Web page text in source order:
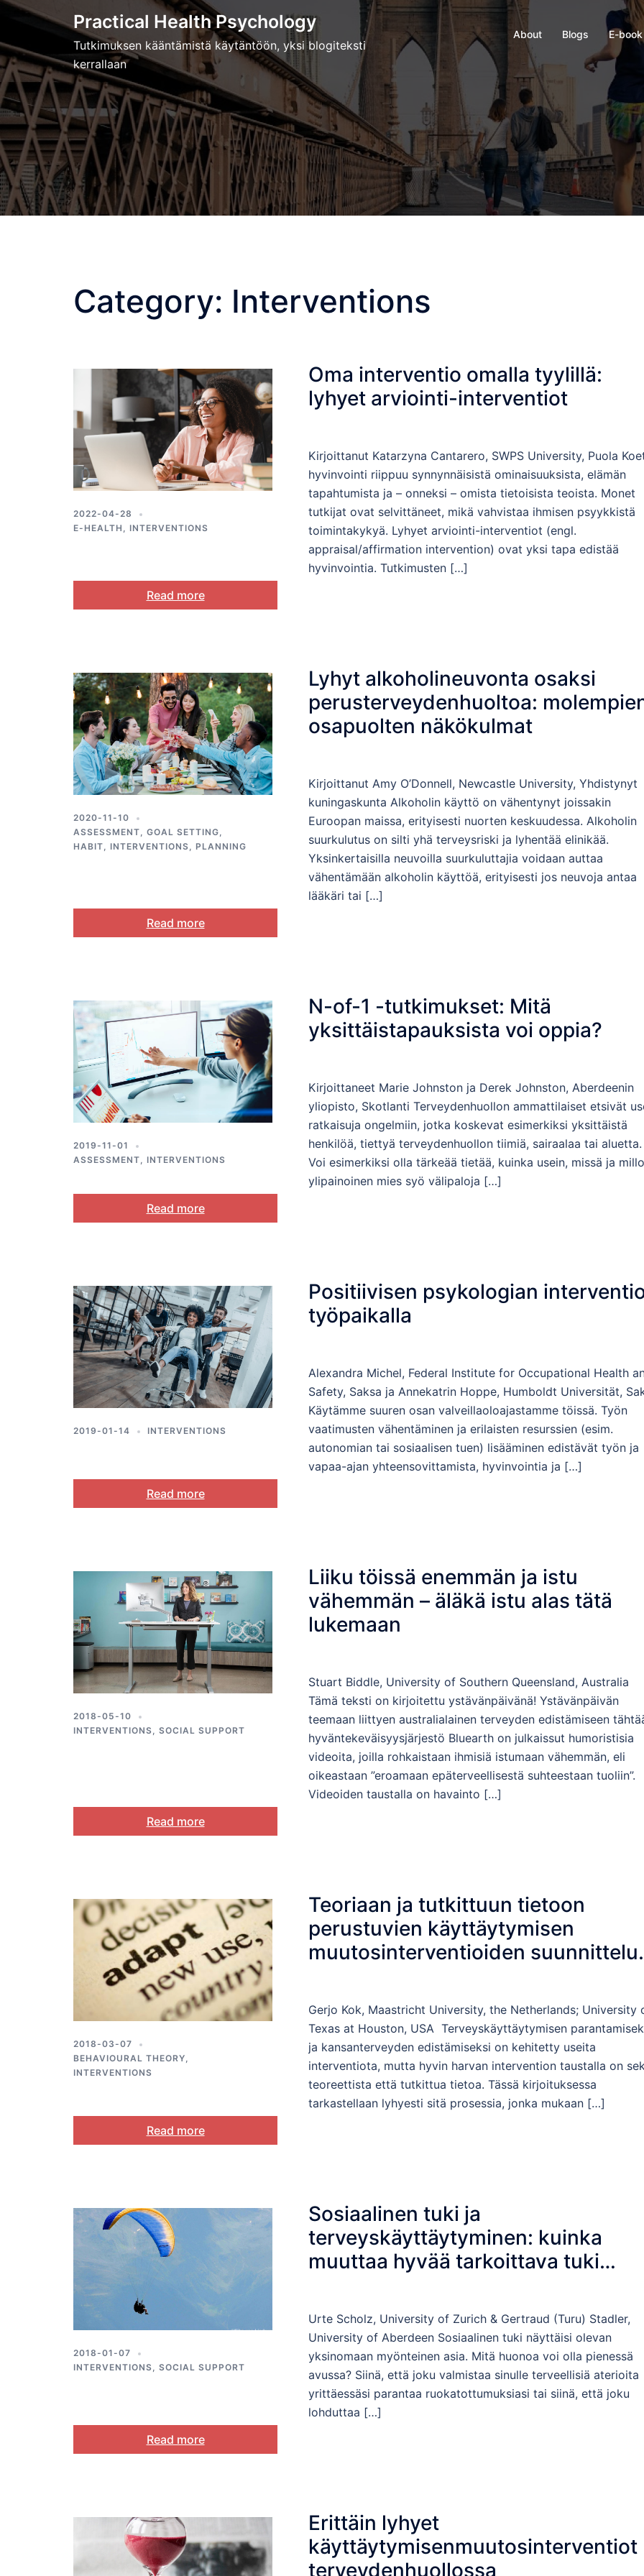
Skip
content
Practical Health Psychology
Tutkimuksen kääntämistä käytäntöön, yksi blogiteksti
kerrallaan
About Blogs E-book
Category: Interventions
2022-04-28
E-HEALTH , INTERVENTIONS
Oma interventio omalla tyylillä:
lyhyet arviointi-interventiot
Kirjoittanut Katarzyna Cantarero, SWPS University, Puola
hyvinvointi riippuu synnynnäisistä ominaisuuksista, elämän
tapahtumista ja – onneksi – omista tietoisista teoista. Monet
tutkijat ovat selvittäneet, mikä vahvistaa ihmisen psyykkistä
toimintakykyä. Lyhyet arviointi-interventiot (engl.
appraisal/affirmation intervention) ovat yksi tapa edistää
hyvinvointia. Tutkimusten […]
Read more
2020-11-10
ASSESSMENT, GOAL SETTING,
HABIT, INTERVENTIONS, PLANNING
Lyhyt alkoholineuvonta osaksi
perusterveydenhuoltoa:
osapuolten näkökulmat
Kirjoittanut Amy O’Donnell, Newcastle University, Yhdistynyt
kuningaskunta Alkoholin käyttö on vähentynyt joissakin
Euroopan maissa, erityisesti nuorten keskuudessa. Alkoholin
suurkulutus on silti yhä terveysriski ja lyhentää elinikää.
Yksinkertaisilla neuvoilla suurkuluttajia voidaan auttaa
vähentämään alkoholin käyttöä, erityisesti jos neuvoja antaa
lääkäri tai […]
Read more
2019-11-01
ASSESSMENT, INTERVENTIONS
N-of-1 -tutkimukset: Mitä
yksittäistapauksista voi oppia?
Kirjoittaneet Marie Johnston ja Derek Johnston, Aberdeenin
yliopisto, Skotlanti Terveydenhuollon ammattilaiset etsivät
ratkaisuja ongelmiin, jotka koskevat esimerkiksi yksittäistä
henkilöä, tiettyä terveydenhuollon tiimiä, sairaalaa tai aluetta.
Voi esimerkiksi olla tärkeää tietää, kuinka usein, missä ja
ylipainoinen mies syö välipaloja […]
Read more
2019-01-14 INTERVENTIONS
Positiivisen psykologian
työpaikalla
Alexandra Michel, Federal Institute for Occupational Health
Safety, Saksa ja Annekatrin Hoppe, Humboldt Universität,
Käytämme suuren osan valveillaoloajastamme töissä. Työn
vaatimusten vähentäminen ja erilaisten resurssien (esim.
autonomian tai sosiaalisen tuen) lisääminen edistävät työn ja
vapaa-ajan yhteensovittamista, hyvinvointia ja […]
Read more
2018-05-10
INTERVENTIONS, SOCIAL SUPPORT
Liiku töissä enemmän ja istu
vähemmän – äläkä istu alas tätä
lukemaan
Stuart Biddle, University of Southern Queensland, Australia
Tämä teksti on kirjoitettu ystävänpäivänä! Ystävänpäivän
teemaan liittyen australialainen terveyden edistämiseen
hyväntekeväisyysjärjestö Bluearth on julkaissut humoristisia
videoita, joilla rohkaistaan ihmisiä istumaan vähemmän, eli
oikeastaan ”eroamaan epäterveellisestä suhteestaan tuoliin”.
Videoiden taustalla on havainto […]
Read more
2018-03-07
BEHAVIOURAL THEORY,
INTERVENTIONS
Teoriaan ja tutkittuun tietoon
perustuvien käyttäytymisen
muutosinterventioiden suunnittelu
Gerjo Kok, Maastricht University, the Netherlands; University
Texas at Houston, USA Terveyskäyttäytymisen
ja kansanterveyden edistämiseksi on kehitetty useita
interventiota, mutta hyvin harvan intervention taustalla on
teoreettista että tutkittua tietoa. Tässä kirjoituksessa
tarkastellaan lyhyesti sitä prosessia, jonka mukaan […]
Read more
2018-01-07
INTERVENTIONS, SOCIAL SUPPORT
Sosiaalinen tuki ja
terveyskäyttäytyminen: kuinka
muuttaa hyvää tarkoittava tuki
Urte Scholz, University of Zurich & Gertraud (Turu) Stadler,
University of Aberdeen Sosiaalinen tuki näyttäisi olevan
yksinomaan myönteinen asia. Mitä huonoa voi olla pienessä
avussa? Siinä, että joku valmistaa sinulle terveellisiä aterioita
yrittäessäsi parantaa ruokatottumuksiasi tai siinä, että joku
lohduttaa […]
Read more
Erittäin lyhyet
käyttäytymisenmuutosinterventiot
terveydenhuollossa